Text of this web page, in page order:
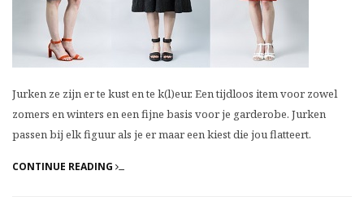
Jurken ze zijn er te kust en te k(l)eur. Een tijdloos item voor zowel
zomers en winters en een fijne basis voor je garderobe. Jurken
passen bij elk figuur als je er maar een kiest die jou flatteert.
CONTINUE READING